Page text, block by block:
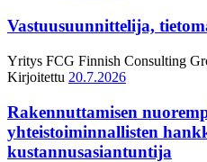
Vastuusuunnittelija,
Yritys FCG Finnish Consulting
Kirjoitettu 20.7.2026
Rakennuttamisen
yhteistoiminnallisten
kustannusasiantuntija